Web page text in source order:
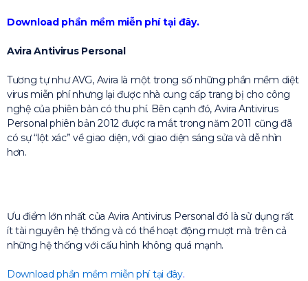
Download phần mềm miễn phí tại đây.
Avira Antivirus Personal
Tương tự như AVG, Avira là một trong số những phần mềm diệt
virus miễn phí nhưng lại được nhà cung cấp trang bị cho công
nghệ của phiên bản có thu phí. Bên cạnh đó, Avira Antivirus
Personal phiên bản 2012 được ra mắt trong năm 2011 cũng đã
có sự “lột xác” về giao diện, với giao diện sáng sửa và dễ nhìn
hơn.
Ưu điểm lớn nhất của Avira Antivirus Personal đó là sử dụng rất
ít tài nguyên hệ thống và có thể hoạt động mượt mà trên cả
những hệ thống với cấu hình không quá mạnh.
Download phần mềm miễn phí tại đây.